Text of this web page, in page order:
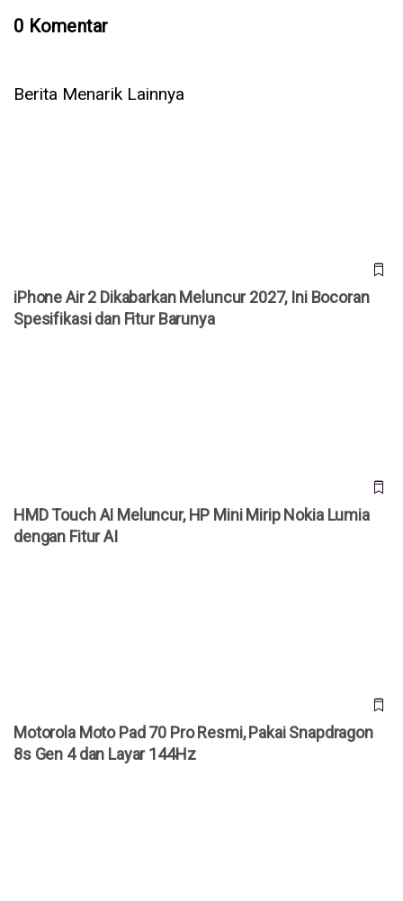
0 Komentar
Berita Menarik Lainnya
iPhone Air 2 Dikabarkan Meluncur 2027, Ini Bocoran
Spesifikasi dan Fitur Barunya
HMD Touch AI Meluncur, HP Mini Mirip Nokia Lumia
dengan Fitur AI
Motorola Moto Pad 70 Pro Resmi, Pakai Snapdragon
8s Gen 4 dan Layar 144Hz